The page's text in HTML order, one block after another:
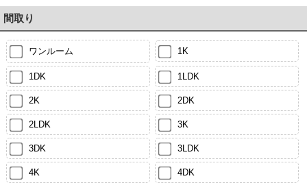
間取り
ワンルーム 1K
1DK 1LDK
2K 2DK
2LDK 3K
3DK 3LDK
4K 4DK